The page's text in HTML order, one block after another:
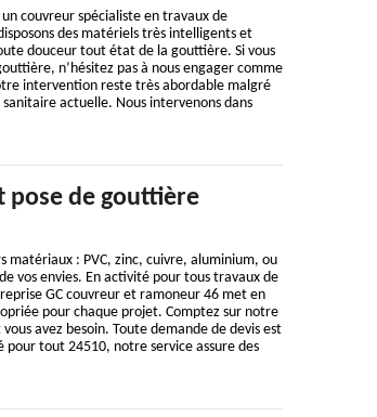
couvreur spécialiste en travaux de
des matériels très intelligents et
douceur tout état de la gouttière. Si vous
n’hésitez pas à nous engager comme
intervention reste très abordable malgré
actuelle. Nous intervenons dans
pose de gouttière
matériaux : PVC, zinc, cuivre, aluminium, ou
vos envies. En activité pour tous travaux de
GC couvreur et ramoneur 46 met en
pour chaque projet. Comptez sur notre
avez besoin. Toute demande de devis est
tout 24510, notre service assure des